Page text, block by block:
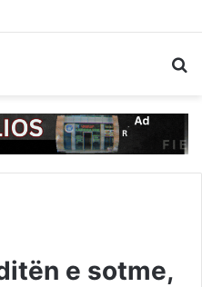
e sotme,